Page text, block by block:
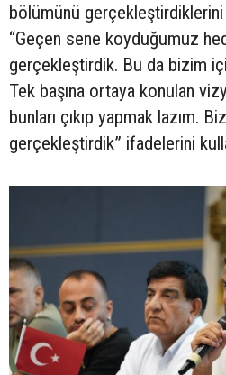
bölümünü
“Geçen sene koyduğumuz
gerçekleştirdik. Bu da bizim
Tek başına ortaya konulan
bunları çıkıp yapmak lazım.
gerçekleştirdik” ifadelerini